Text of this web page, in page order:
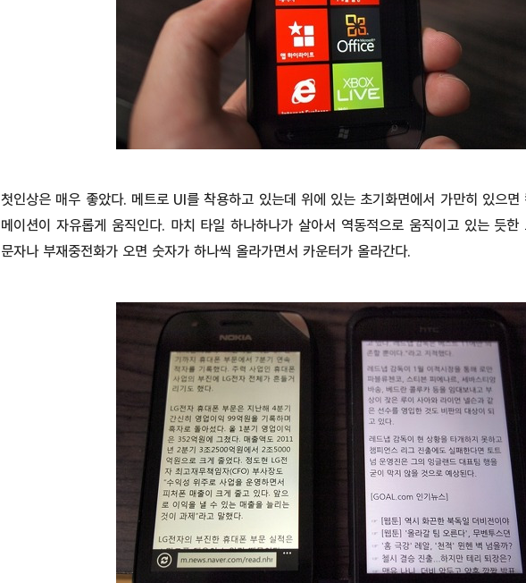
첫인상은 매우 좋았다. 메트로 UI를 착용하고 있는데 위에 있는 초기화면에서 가만히 있으
메이션이 자유롭게 움직인다. 마치 타일 하나하나가 살아서 역동적으로 움직이고 있는 듯
문자나 부재중전화가 오면 숫자가 하나씩 올라가면서 카운터가 올라간다.